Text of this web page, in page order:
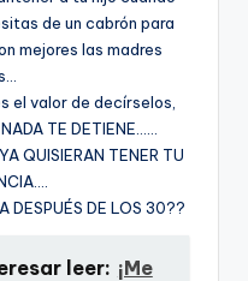
de un cabrón para
mejores las madres
el valor de decí­rselos,
TE DETIENE……
QUISIERAN TENER TU
DESPUÉS DE LOS 30??
leer: ¡Me